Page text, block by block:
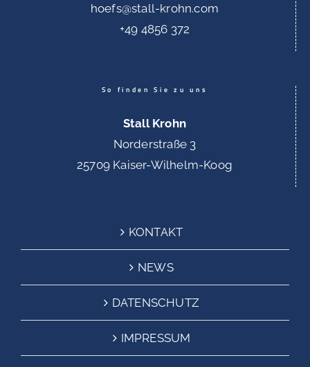
hoefs@stall-krohn.com
+49 4856 372
So finden Sie zu uns
Stall Krohn
Norderstraße 3
25709 Kaiser-Wilhelm-Koog
KONTAKT
NEWS
DATENSCHUTZ
IMPRESSUM